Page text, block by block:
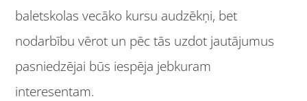
baletskolas vecāko kursu audzēkņi, bet
nodarbību vērot un pēc tās uzdot jautājumus
pasniedzējai būs iespēja jebkuram
interesentam.